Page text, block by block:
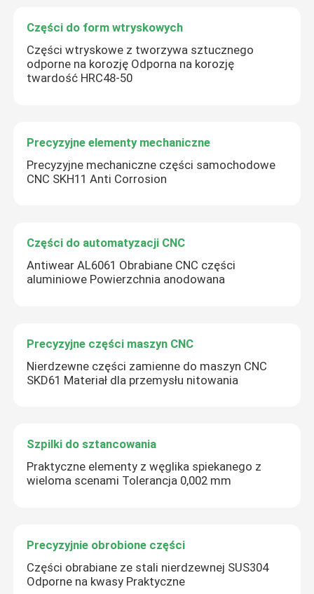
Części do form wtryskowych
Części wtryskowe z tworzywa sztucznego
odporne na korozję Odporna na korozję
twardość HRC48-50
Precyzyjne elementy mechaniczne
Precyzyjne mechaniczne części samochodowe
CNC SKH11 Anti Corrosion
Części do automatyzacji CNC
Antiwear AL6061 Obrabiane CNC części
aluminiowe Powierzchnia anodowana
Precyzyjne części maszyn CNC
Nierdzewne części zamienne do maszyn CNC
SKD61 Materiał dla przemysłu nitowania
Szpilki do sztancowania
Praktyczne elementy z węglika spiekanego z
wieloma scenami Tolerancja 0,002 mm
Precyzyjnie obrobione części
Części obrabiane ze stali nierdzewnej SUS304
Odporne na kwasy Praktyczne